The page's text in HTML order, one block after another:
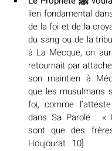
lien fondamental
de la foi et de la
du sang ou de la
à La Mecque, on
retournait par
son maintien à
que les musulmans
foi, comme
dans Sa Parole : «
sont que des
Houjourat : 10].